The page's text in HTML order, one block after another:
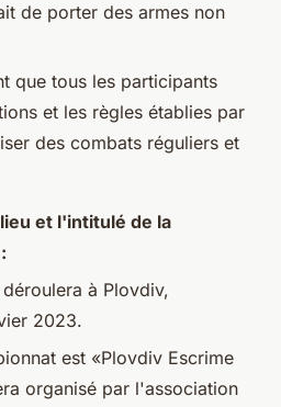
de porter des armes non
que tous les participants
et les règles établies par
des combats réguliers et
et l'intitulé de la
à Plovdiv,
2023.
est «Plovdiv Escrime
organisé par l'association